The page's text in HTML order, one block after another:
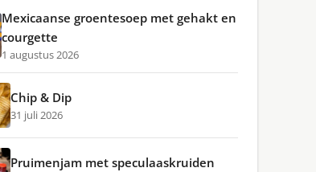
Mexicaanse groentesoep met gehakt en
courgette
1 augustus 2026
Chip & Dip
31 juli 2026
Pruimenjam met speculaaskruiden